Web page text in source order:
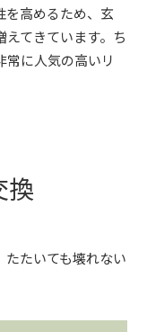
を高めるため、玄
てきています。ち
常に人気の高いリ
換
たいても壊れない